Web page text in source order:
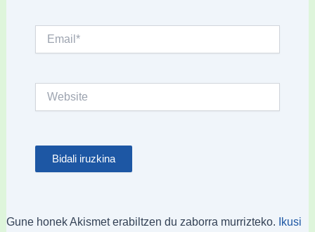
Website
Gune honek Akismet erabiltzen du zaborra murrizteko.
Ikusi